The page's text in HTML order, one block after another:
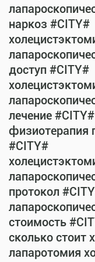
наркоз #CITY#
доступ #CITY#
лечение #CITY#
физиотерапия
#CITY#
протокол
стоимость
сколько стоит
лапаротомия